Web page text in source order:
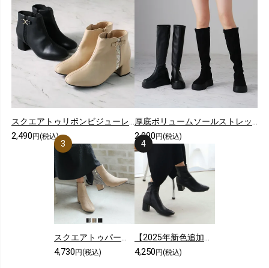
2,490 円(税込) 2,090 円(税込)
4,730 円(税込) 4,250 円(税込)